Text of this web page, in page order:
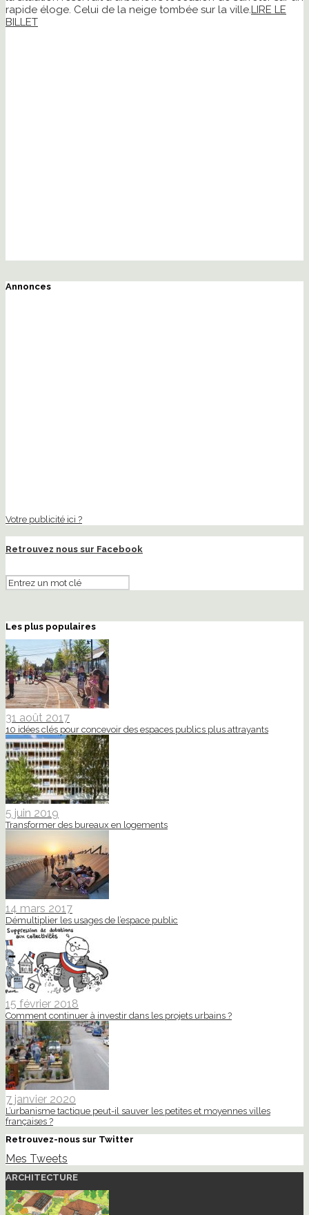
rapide éloge. Celui de la neige tombée sur la ville.LIRE LE
BILLET
Annonces
Votre publicité ici ?
Retrouvez nous sur Facebook
Les plus populaires
31 août 2017
10 idées clés pour concevoir des espaces publics plus attrayants
5 juin 2019
Transformer des bureaux en logements
14 mars 2017
Démultiplier les usages de l’espace public
15 février 2018
Comment continuer à investir dans les projets urbains ?
7 janvier 2020
L’urbanisme tactique peut-il sauver les petites et moyennes villes
françaises ?
Retrouvez-nous sur Twitter
Mes Tweets
ARCHITECTURE